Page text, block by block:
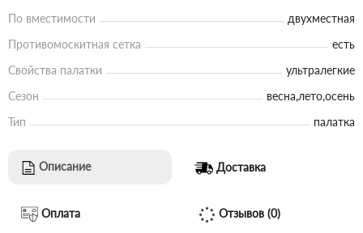
По вместимости
двухместная
Противомоскитная сетка
есть
Свойства палатки
ультралегкие
Сезон
весна,лето,осень
Тип
палатка
Описание Доставка
Оплата Отзывов (0)